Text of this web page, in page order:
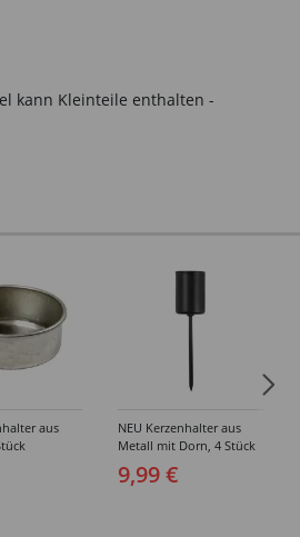
kann Kleinteile enthalten -
aus
NEU Kerzenhalter aus
Metall mit Dorn, 4 Stück
9,99 €